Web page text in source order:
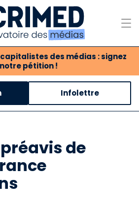
des médias : signez
notre pétition !
association
des médias
propositions
Notre revue
Boutique
Infolettre
de